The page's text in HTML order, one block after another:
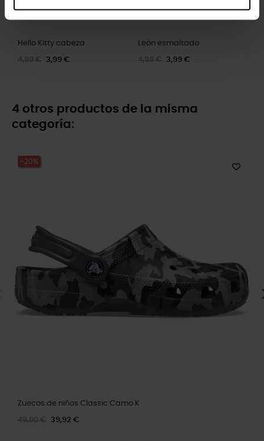
Hello Kitty cabeza
4,99 € 3,99 €
León esmaltado
4,99 € 3,99 €
4 otros productos de la misma
categoría:
-20%
Zuecos de niños Classic Camo K
49,90 € 39,92 €